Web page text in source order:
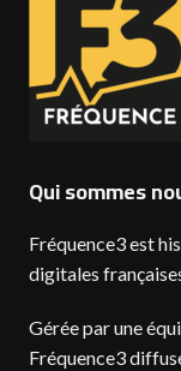
Qui sommes
Fréquence3 est
digitales
Gérée par une
Fréquence3